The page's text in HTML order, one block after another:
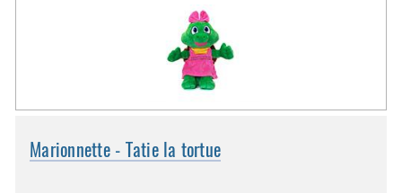
Marionnette - Tatie la tortue